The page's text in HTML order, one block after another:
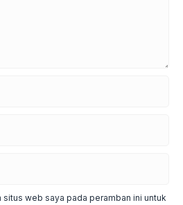
situs web saya pada peramban ini untuk